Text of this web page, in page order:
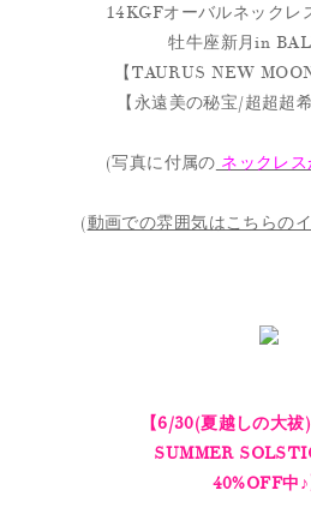
14KGFオーバルネックレ
牡牛座新月in
【TAURUS NEW
【永遠美の秘宝/超超超
(写真に付属の ネックレス
(動画での雰囲気はこちらの
【6/30(夏越しの大祓
SUMMER
40%OFF中♪